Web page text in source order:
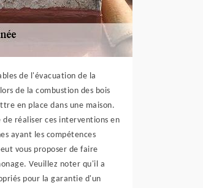
de l'évacuation de la
de la combustion des bois
en place dans une maison.
réaliser ces interventions en
ayant les compétences
vous proposer de faire
Veuillez noter qu'il a
pour la garantie d'un